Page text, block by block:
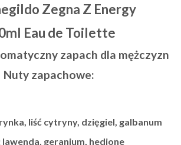
Zegna Z Energy
Eau de Toilette
zapach dla mężczyzn
Nuty zapachowe:
liść cytryny, dzięgiel, galbanum
lawenda, geranium, hedione